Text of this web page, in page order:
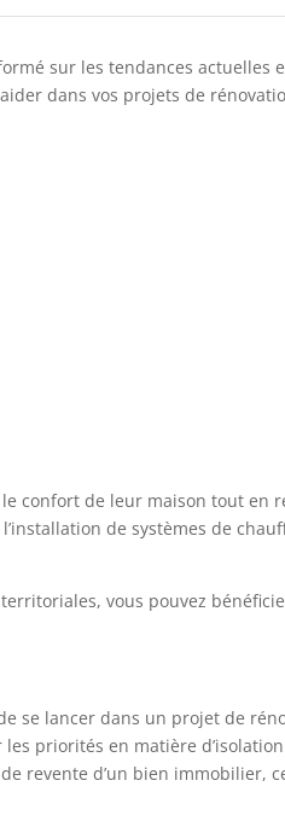
sur les tendances actuelles
dans vos projets de
de leur maison tout en
de systèmes de
vous pouvez
se lancer dans un projet de
priorités en matière
revente d’un bien immobilier,